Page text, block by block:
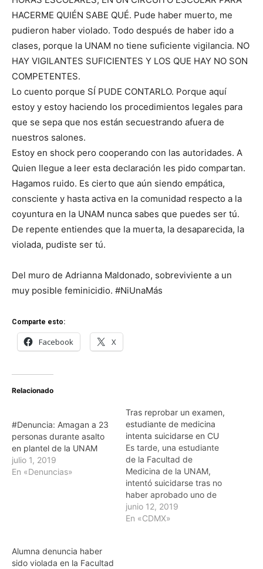
HACERME QUIÉN SABE QUÉ. Pude haber muerto, me
pudieron haber violado. Todo después de haber ido a
clases, porque la UNAM no tiene suficiente vigilancia. NO
HAY VIGILANTES SUFICIENTES Y LOS QUE HAY NO SON
COMPETENTES.
Lo cuento porque SÍ PUDE CONTARLO. Porque aquí
estoy y estoy haciendo los procedimientos legales para
que se sepa que nos están secuestrando afuera de
nuestros salones.
Estoy en shock pero cooperando con las autoridades. A
Quien llegue a leer esta declaración les pido compartan.
Hagamos ruido. Es cierto que aún siendo empática,
consciente y hasta activa en la comunidad respecto a la
coyuntura en la UNAM nunca sabes que puedes ser tú.
De repente entiendes que la muerta, la desaparecida, la
violada, pudiste ser tú.
Del muro de Adrianna Maldonado, sobreviviente a un
muy posible feminicidio. #NiUnaMás
Comparte esto:
Facebook X
Relacionado
#Denuncia: Amagan a 23
personas durante asalto
en plantel de la UNAM
julio 1, 2019
En «Denuncias»
Tras reprobar un examen,
estudiante de medicina
intenta suicidarse en CU
Es tarde, una estudiante
de la Facultad de
Medicina de la UNAM,
intentó suicidarse tras no
haber aprobado uno de
los exámenes de Cirugía.
La joven subió al edificio
junio 12, 2019
En «CDMX»
Alumna denuncia haber
sido violada en la Facultad